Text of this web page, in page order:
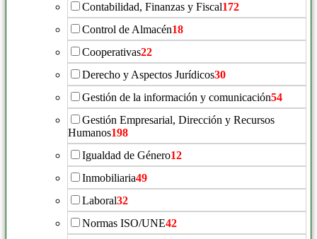
Contabilidad, Finanzas y Fiscal172
Control de Almacén18
Cooperativas22
Derecho y Aspectos Jurídicos30
Gestión de la información y comunicación54
Gestión Empresarial, Dirección y Recursos
Humanos198
Igualdad de Género12
Inmobiliaria49
Laboral32
Normas ISO/UNE42